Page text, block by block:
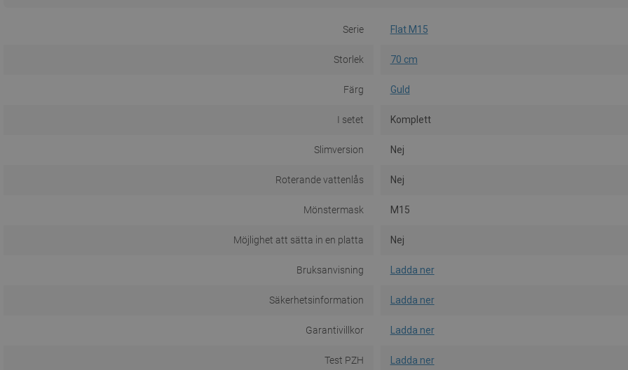
Serie Flat M15
Storlek 70 cm
Färg Guld
I setet Komplett
Slimversion Nej
Roterande vattenlås Nej
Mönstermask M15
Möjlighet att sätta in en platta Nej
Bruksanvisning Ladda ner
Säkerhetsinformation Ladda ner
Garantivillkor Ladda ner
Test PZH Ladda ner